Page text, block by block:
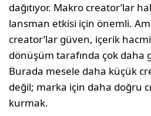
dağıtıyor. Makro creator’lar
lansman etkisi için önemli.
creator’lar güven, içerik
dönüşüm tarafında çok daha
Burada mesele daha küçük
değil; marka için daha doğru
kurmak.